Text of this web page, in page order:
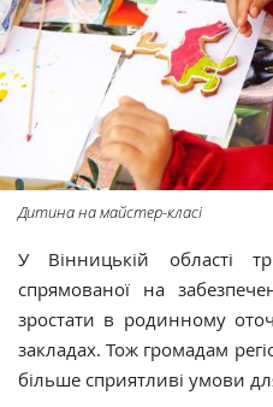
Дитина на майстер-класі
У Вінницькій області
спрямованої на
зростати в родинному
закладах. Тож громадам
більше сприятливі умови